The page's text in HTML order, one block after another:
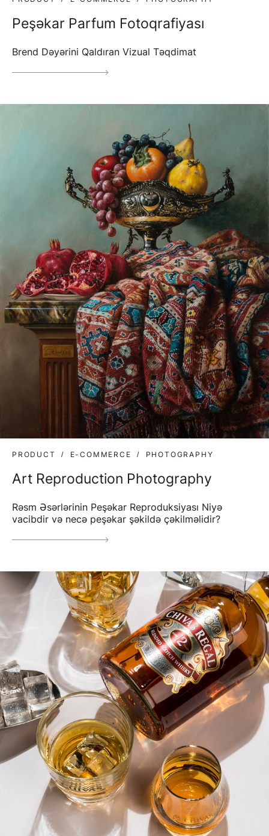
Peşəkar Parfum Fotoqrafiyası
Brend Dəyərini Qaldıran Vizual Təqdimat
PRODUCT E-COMMERCE PHOTOGRAPHY
Art Reproduction Photography
Rəsm Əsərlərinin Peşəkar Reproduksiyası Niyə
vacibdir və necə peşəkar şəkildə çəkilməlidir?